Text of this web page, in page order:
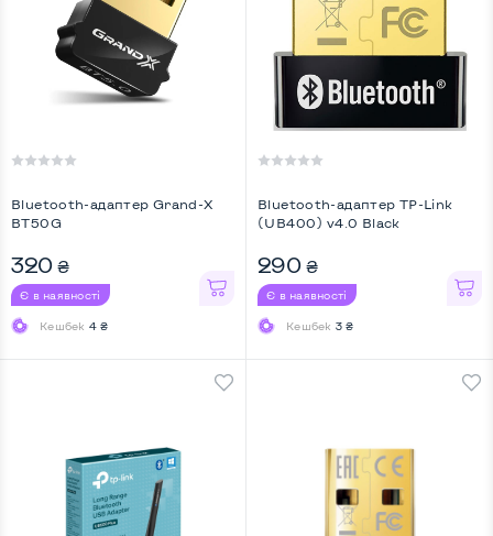
Bluetooth-адаптер Grand-X
BT50G
320 ₴
Є в наявності
Кешбек 4 ₴
Bluetooth-адаптер TP-Link
(UB400) v4.0 Black
290 ₴
Є в наявності
Кешбек 3 ₴